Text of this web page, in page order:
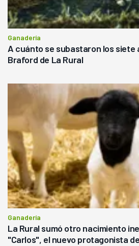
Ganadería
A cuánto se subastaron los siete
Braford de La Rural
Ganadería
La Rural sumó otro nacimiento
"Carlos", el nuevo protagonista